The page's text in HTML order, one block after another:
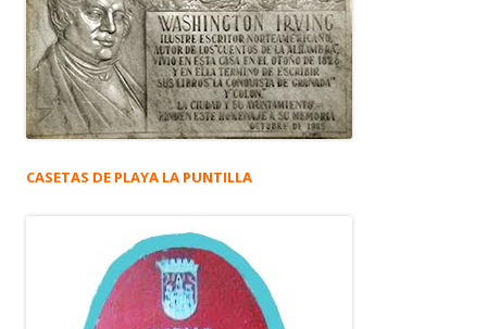
CASETAS DE PLAYA LA PUNTILLA